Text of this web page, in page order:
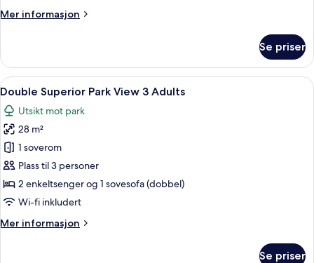
Ad
ch
Mer informasjon
Mer
Superior
Park
View
Ad
+
2
ch
Se priser
Åpne
alle
bildene
av
Double
Superior
Park
View
Adults
4
Double Superior Park View 3 Adults
Utsikt mot park
28 m²
1 soverom
Plass til 3 personer
2 enkeltsenger og 1 sovesofa (dobbel)
Wi-fi inkludert
Mer informasjon
Mer
Se priser